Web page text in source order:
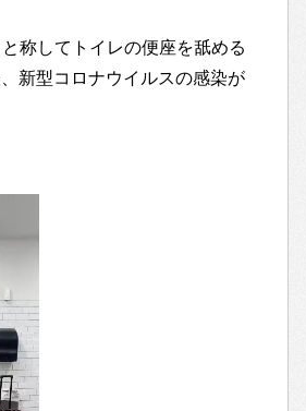
称してトイレの便座を舐める
新型コロナウイルスの感染が